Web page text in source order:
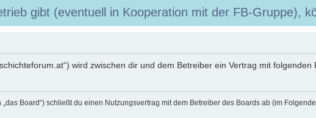
gibt (eventuell in Kooperation mit der FB-Gruppe),
wird zwischen dir und dem Betreiber ein Vertrag mit
„das Board“) schließt du einen Nutzungsvertrag mit dem Betreiber des Boards ab (im